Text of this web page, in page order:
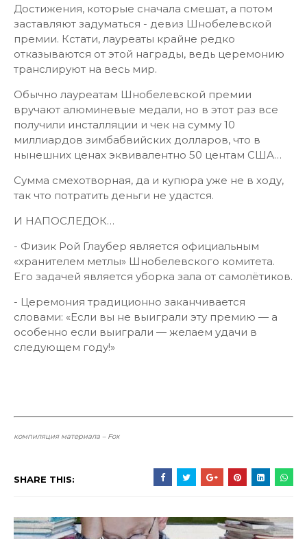
Достижения, которые сначала смешат, а потом
заставляют задуматься - девиз Шнобелевской
премии. Кстати, лауреаты крайне редко
отказываются от этой награды, ведь церемонию
транслируют на весь мир.
Обычно лауреатам Шнобелевской премии
вручают алюминевые медали, но в этот раз все
получили инсталляции и чек на сумму 10
миллиардов зимбабвийских долларов, что в
нынешних ценах эквивалентно 50 центам США…
Сумма смехотворная, да и купюра уже не в ходу,
так что потратить деньги не удастся.
И НАПОСЛЕДОК…
- Физик Рой Глаубер является официальным
«хранителем метлы» Шнобелевского комитета.
Его задачей является уборка зала от самолётиков.
- Церемония традиционно заканчивается
словами: «Если вы не выиграли эту премию — а
особенно если выиграли — желаем удачи в
следующем году!»
компиляция материала – Fox
SHARE THIS: